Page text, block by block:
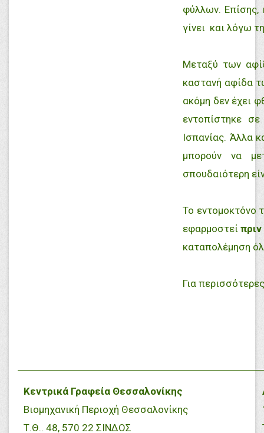
φύλλων.
γίνει και λόγω
Μεταξύ των
καστανή αφίδα
ακόμη δεν έχει
εντοπίστηκε
Ισπανίας. Άλλα
μπορούν να
σπουδαιότερη
Το
εφαρμοστεί
καταπολέμηση
Για
Κεντρικά Γραφεία Θεσσαλονίκης
Βιομηχανική Περιοχή Θεσσαλονίκης
Τ.Θ.. 48, 570 22 ΣΙΝΔΟΣ